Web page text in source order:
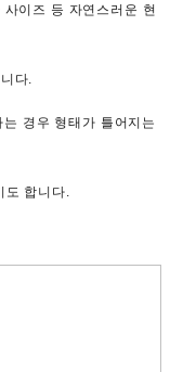
이즈 등 자연스러운 현
다.
경우 형태가 틀어지는
도 합니다.